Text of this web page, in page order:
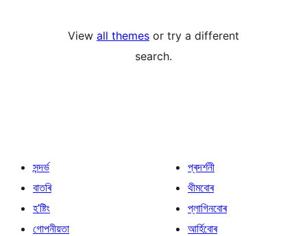
View all themes or try a different
search.
সন্দৰ্ভ
বাতৰি
হ’ষ্টিং
গোপনীয়তা
প্ৰদৰ্শনী
থীমবোৰ
প্লাগিনবোৰ
আৰ্হিবোৰ